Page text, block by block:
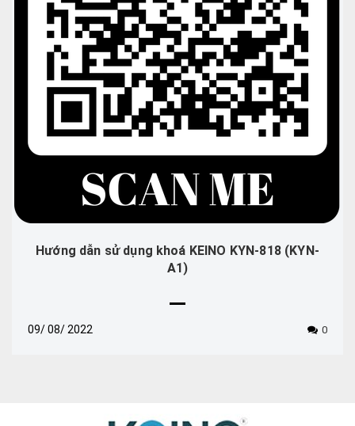
Hướng dẫn sử dụng khoá KEINO KYN-818 (KYN-
A1)
09/08/ 2022 0